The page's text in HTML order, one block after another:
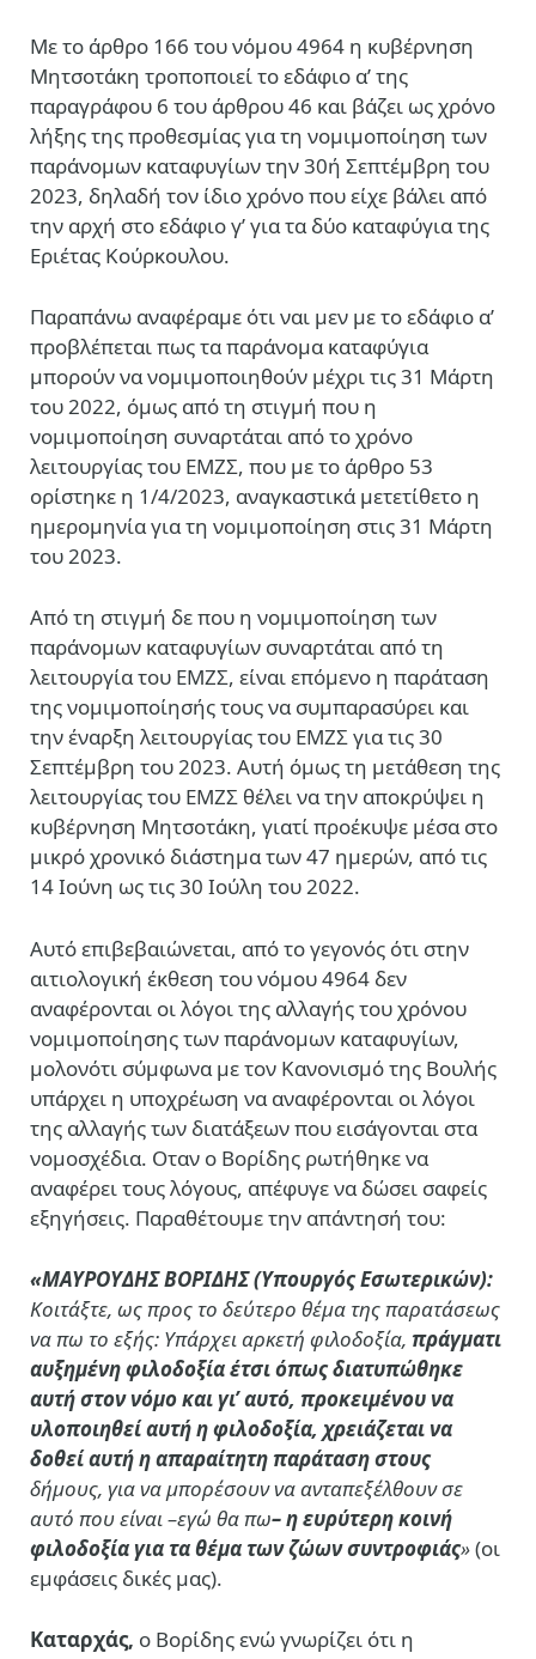
Με το άρθρο 166 του νόμου 4964 η κυβέρνηση
Μητσοτάκη τροποποιεί το εδάφιο α’ της
παραγράφου 6 του άρθρου 46 και βάζει ως χρόνο
λήξης της προθεσμίας για τη νομιμοποίηση των
παράνομων καταφυγίων την 30ή Σεπτέμβρη του
2023, δηλαδή τον ίδιο χρόνο που είχε βάλει από
την αρχή στο εδάφιο γ’ για τα δύο καταφύγια της
Εριέτας Κούρκουλου.
Παραπάνω αναφέραμε ότι ναι μεν με το εδάφιο α’
προβλέπεται πως τα παράνομα καταφύγια
μπορούν να νομιμοποιηθούν μέχρι τις 31 Μάρτη
του 2022, όμως από τη στιγμή που η
νομιμοποίηση συναρτάται από το χρόνο
λειτουργίας του ΕΜΖΣ, που με το άρθρο 53
ορίστηκε η 1/4/2023, αναγκαστικά μετετίθετο η
ημερομηνία για τη νομιμοποίηση στις 31 Μάρτη
του 2023.
Από τη στιγμή δε που η νομιμοποίηση των
παράνομων καταφυγίων συναρτάται από τη
λειτουργία του ΕΜΖΣ, είναι επόμενο η παράταση
της νομιμοποίησής τους να συμπαρασύρει και
την έναρξη λειτουργίας του ΕΜΖΣ για τις 30
Σεπτέμβρη του 2023. Αυτή όμως τη μετάθεση της
λειτουργίας του ΕΜΖΣ θέλει να την αποκρύψει η
κυβέρνηση Μητσοτάκη, γιατί προέκυψε μέσα στο
μικρό χρονικό διάστημα των 47 ημερών, από τις
14 Ιούνη ως τις 30 Ιούλη του 2022.
Αυτό επιβεβαιώνεται, από το γεγονός ότι στην
αιτιολογική έκθεση του νόμου 4964 δεν
αναφέρονται οι λόγοι της αλλαγής του χρόνου
νομιμοποίησης των παράνομων καταφυγίων,
μολονότι σύμφωνα με τον Κανονισμό της Βουλής
υπάρχει η υποχρέωση να αναφέρονται οι λόγοι
της αλλαγής των διατάξεων που εισάγονται στα
νομοσχέδια. Οταν ο Βορίδης ρωτήθηκε να
αναφέρει τους λόγους, απέφυγε να δώσει σαφείς
εξηγήσεις. Παραθέτουμε την απάντησή του:
«ΜΑΥΡΟΥΔΗΣ ΒΟΡΙΔΗΣ (Υπουργός Εσωτερικών):
Κοιτάξτε, ως προς το δεύτερο θέμα της παρατάσεως
να πω το εξής: Υπάρχει αρκετή φιλοδοξία, πράγματι
αυξημένη φιλοδοξία έτσι όπως διατυπώθηκε
αυτή στον νόμο και γι’ αυτό, προκειμένου να
υλοποιηθεί αυτή η φιλοδοξία, χρειάζεται να
δοθεί αυτή η απαραίτητη παράταση στους
δήμους, για να μπορέσουν να ανταπεξέλθουν σε
αυτό που είναι –εγώ θα πω– η ευρύτερη κοινή
φιλοδοξία για τα θέμα των ζώων συντροφιάς»(οι
εμφάσεις δικές μας).
Καταρχάς, ο Βορίδης ενώ γνωρίζει ότι η